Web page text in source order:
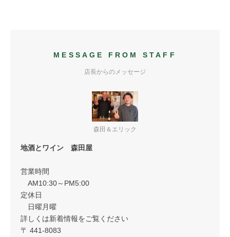
MESSAGE FROM STAFF
店長からのメッセージ
森田＆エリック
地酒とワイン 森田屋
営業時間
AM10:30～PM5:00
定休日
日曜月曜
詳しくは新着情報をご覧ください
〒 441-8083